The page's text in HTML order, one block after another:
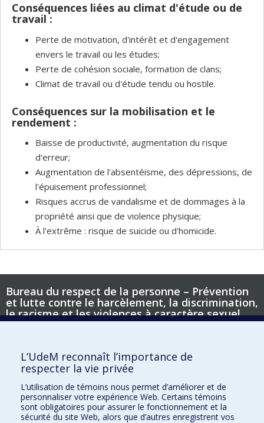
Conséquences liées au climat d'étude ou de
travail :
Perte de motivation, d'intérêt et d'engagement
envers le travail ou les études;
Perte de cohésion sociale, formation de clans;
Climat de travail ou d'étude tendu ou hostile.
Conséquences sur la mobilisation et le
rendement :
Baisse de productivité, augmentation du risque
d'erreur;
Augmentation de l'absentéisme, des dépressions, de
l'épuisement professionnel;
Risques accrus de vandalisme et de dommages à la
propriété ainsi que de violence physique;
À l'extrême : risque de suicide ou d'homicide.
Bureau du respect de la personne – Prévention
et lutte contre le harcèlement, la discrimination,
le racisme et les violences à caractère sexuel
3333, chemin Queen-Mary (angle Decelles)
Bureau 543
514 343-7020
respect@umontreal.ca
respect@hec.ca
L’UdeM reconnaît l’importance de
respecter la vie privée
L’utilisation de témoins nous permet d’améliorer et de
personnaliser votre expérience Web. Certains témoins
sont obligatoires pour assurer le fonctionnement et la
sécurité du site Web, alors que d’autres enregistrent vos